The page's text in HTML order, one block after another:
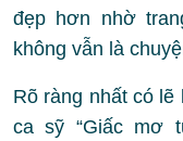
đẹp hơn nhờ
không vẫn là
Rõ ràng nhất có lẽ
ca sỹ “Giấc mơ